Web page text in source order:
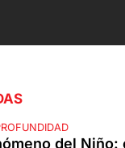
del Niño: